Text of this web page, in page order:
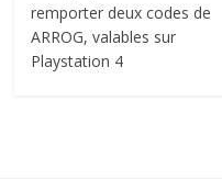
remporter deux codes de
ARROG, valables sur
Playstation 4